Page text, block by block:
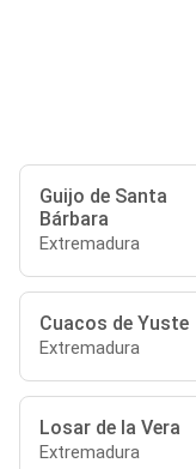
Guijo de Santa
Bárbara
Extremadura
Cuacos de Yuste
Extremadura
Losar de la Vera
Extremadura